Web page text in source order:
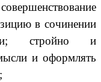
в сочинении
стройно и
и оформлять